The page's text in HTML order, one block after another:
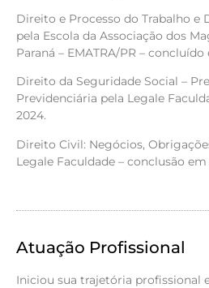
Direito e Processo do Trabalho e
pela Escola da Associação dos
Paraná – EMATRA/PR – concluído
Direito da Seguridade Social –
Previdenciária pela Legale
2024.
Direito Civil: Negócios,
Legale Faculdade – conclusão em
Atuação Profissional
Iniciou sua trajetória profissional